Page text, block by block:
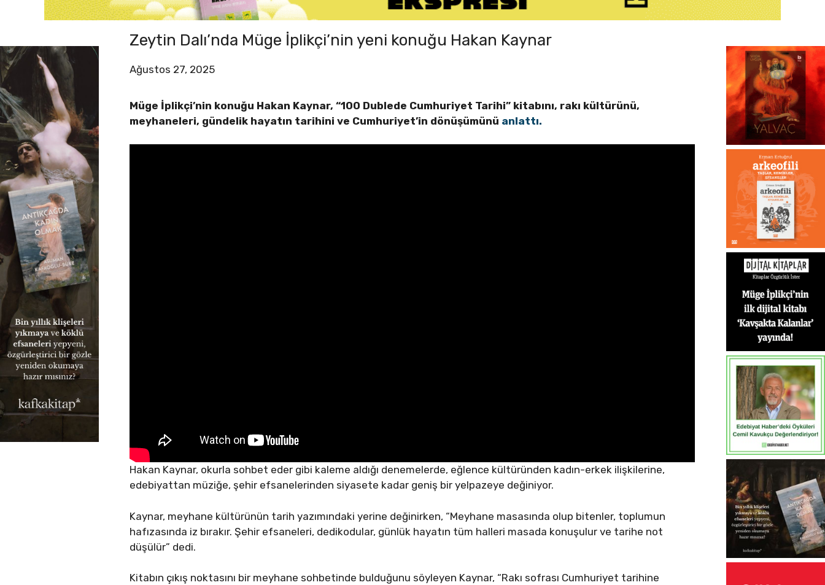
Zeytin Dalı’nda Müge İplikçi’nin yeni konuğu Hakan Kaynar
Ağustos 27, 2025
Müge İplikçi’nin konuğu Hakan Kaynar, “100 Dublede Cumhuriyet Tarihi” kitabını, rakı kültürünü,
meyhaneleri, gündelik hayatın tarihini ve Cumhuriyet’in dönüşümünü anlattı.
Hakan Kaynar, okurla sohbet eder gibi kaleme aldığı denemelerde, eğlence kültüründen kadın-erkek ilişkilerine,
edebiyattan müziğe, şehir efsanelerinden siyasete kadar geniş bir yelpazeye değiniyor.
Kaynar, meyhane kültürünün tarih yazımındaki yerine değinirken, “Meyhane masasında olup bitenler, toplumun
hafızasında iz bırakır. Şehir efsaneleri, dedikodular, günlük hayatın tüm halleri masada konuşulur ve tarihe not
düşülür” dedi.
Kitabın çıkış noktasını bir meyhane sohbetinde bulduğunu söyleyen Kaynar, “Rakı sofrası Cumhuriyet tarihine